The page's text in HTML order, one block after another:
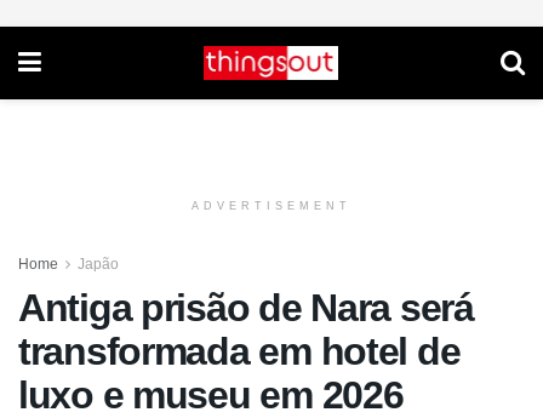
ADVERTISEMENT
Home Japão
Antiga prisão de Nara será
transformada em hotel de
luxo e museu em 2026